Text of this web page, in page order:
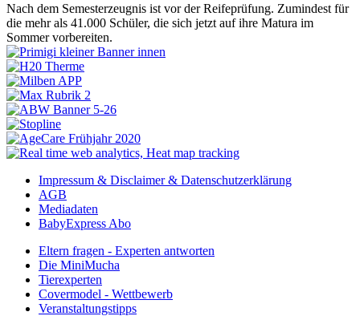
Nach dem Semesterzeugnis ist vor der Reifeprüfung. Zumindest für
die mehr als 41.000 Schüler, die sich jetzt auf ihre Matura im
Sommer vorbereiten.
Impressum & Disclaimer & Datenschutzerklärung
AGB
Mediadaten
BabyExpress Abo
Eltern fragen - Experten antworten
Die MiniMucha
Tierexperten
Covermodel - Wettbewerb
Veranstaltungstipps